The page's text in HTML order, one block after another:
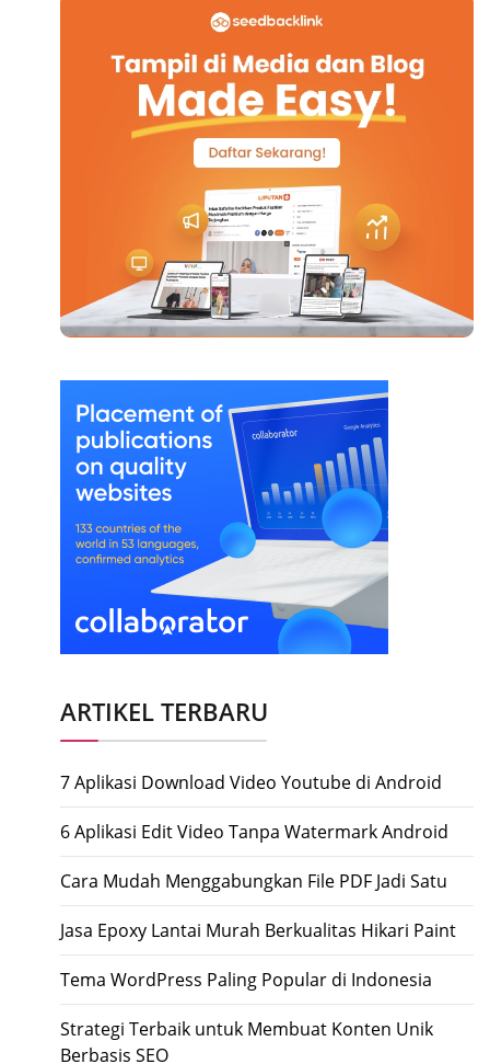
ARTIKEL TERBARU
7 Aplikasi Download Video Youtube di Android
6 Aplikasi Edit Video Tanpa Watermark Android
Cara Mudah Menggabungkan File PDF Jadi Satu
Jasa Epoxy Lantai Murah Berkualitas Hikari Paint
Tema WordPress Paling Popular di Indonesia
Strategi Terbaik untuk Membuat Konten Unik
Berbasis SEO